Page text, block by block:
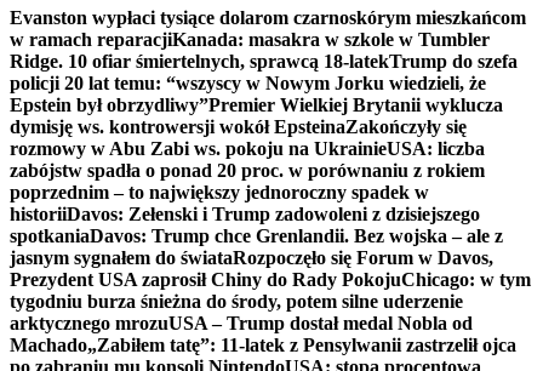
Evanston wypłaci tysiące dolarom czarnoskórym mieszkańcom
w ramach reparacjiKanada: masakra w szkole w Tumbler
Ridge. 10 ofiar śmiertelnych, sprawcą 18-latekTrump do szefa
policji 20 lat temu: “wszyscy w Nowym Jorku wiedzieli, że
Epstein był obrzydliwy”Premier Wielkiej Brytanii wyklucza
dymisję ws. kontrowersji wokół EpsteinaZakończyły się
rozmowy w Abu Zabi ws. pokoju na UkrainieUSA: liczba
zabójstw spadła o ponad 20 proc. w porównaniu z rokiem
poprzednim – to największy jednoroczny spadek w
historiiDavos: Zełenski i Trump zadowoleni z dzisiejszego
spotkaniaDavos: Trump chce Grenlandii. Bez wojska – ale z
jasnym sygnałem do świataRozpoczęło się Forum w Davos,
Prezydent USA zaprosił Chiny do Rady PokojuChicago: w tym
tygodniu burza śnieżna do środy, potem silne uderzenie
arktycznego mrozuUSA – Trump dostał medal Nobla od
Machado„Zabiłem tatę”: 11-latek z Pensylwanii zastrzelił ojca
po zabraniu mu konsoli NintendoUSA: stopa procentowa